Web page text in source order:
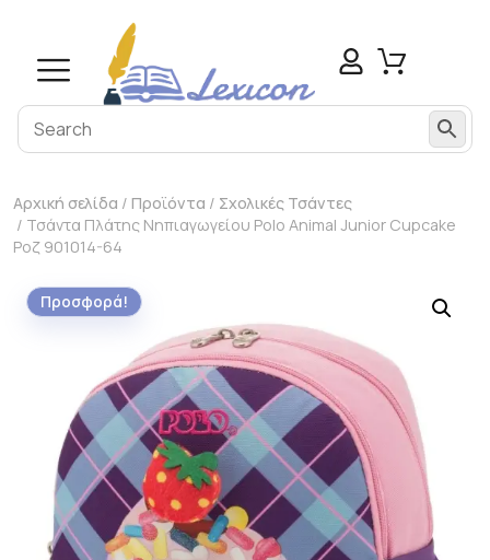
Αρχική σελίδα / Προϊόντα / Σχολικές Τσάντες
/ Τσάντα Πλάτης Νηπιαγωγείου Polo Animal Junior Cupcake
Ροζ 901014-64
Προσφορά!